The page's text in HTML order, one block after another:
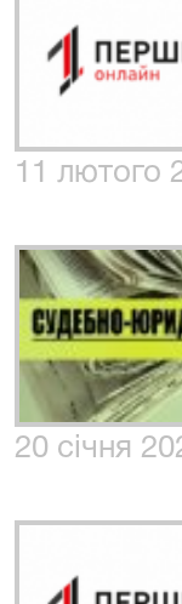
11 лютого
20 січня